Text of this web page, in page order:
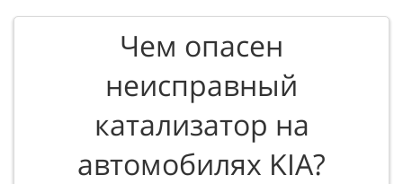
Чем опасен
неисправный
катализатор на
автомобилях KIA?